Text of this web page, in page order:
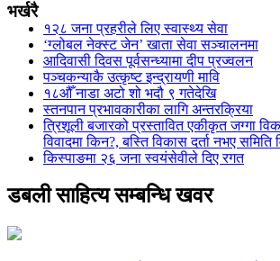
भर्खरै
१२८ जना प्रहरीले लिए स्वास्थ्य सेवा
‘ग्लोबल नेक्स्ट जेन’ खाता सेवा सञ्चालनमा
आदिवासी दिवस पूर्वसन्ध्यामा दीप प्रज्वलन
पञ्चकन्याकै उत्कृष्ट इन्द्रायणी मावि
१८औँ नाडा अटो शो भदौ ९ गतेदेखि
स्तनपान प्रभावकारीका लागि अन्तरक्रिया
त्रिशूली बजारको प्रस्तावित एकीकृत जग्गा
विवादमा किन?, बस्ति विकास दर्ता नभए
किस्पाङमा २६ जना स्वयंसेवीले दिए रगत
डबली साहित्य सम्बन्धि खवर